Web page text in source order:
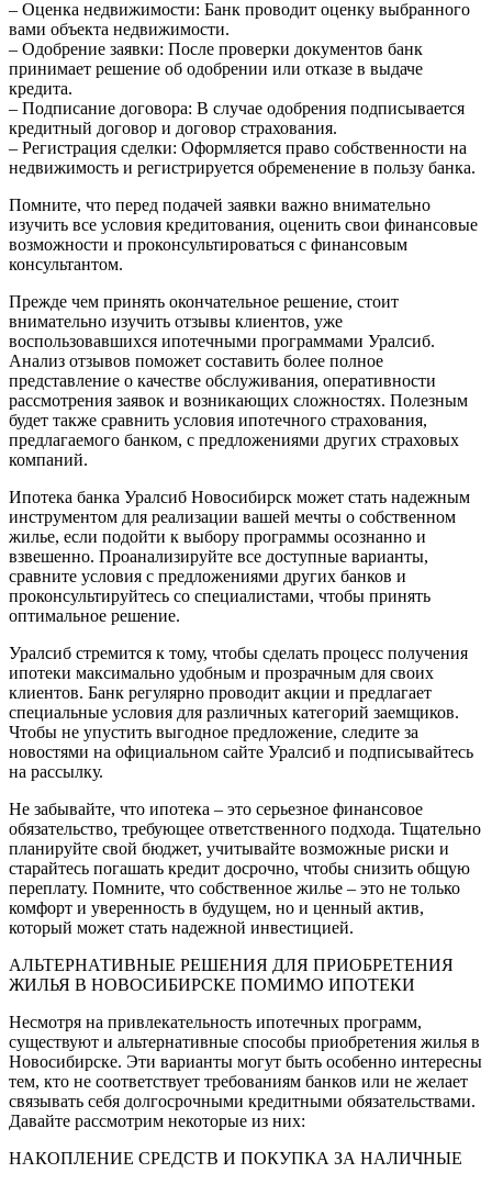
– Оценка недвижимости: Банк проводит оценку выбранного
вами объекта недвижимости.
– Одобрение заявки: После проверки документов банк
принимает решение об одобрении или отказе в выдаче
кредита.
– Подписание договора: В случае одобрения подписывается
кредитный договор и договор страхования.
– Регистрация сделки: Оформляется право собственности на
недвижимость и регистрируется обременение в пользу банка.
Помните, что перед подачей заявки важно внимательно
изучить все условия кредитования, оценить свои финансовые
возможности и проконсультироваться с финансовым
консультантом.
Прежде чем принять окончательное решение, стоит
внимательно изучить отзывы клиентов, уже
воспользовавшихся ипотечными программами Уралсиб.
Анализ отзывов поможет составить более полное
представление о качестве обслуживания, оперативности
рассмотрения заявок и возникающих сложностях. Полезным
будет также сравнить условия ипотечного страхования,
предлагаемого банком, с предложениями других страховых
компаний.
Ипотека банка Уралсиб Новосибирск может стать надежным
инструментом для реализации вашей мечты о собственном
жилье, если подойти к выбору программы осознанно и
взвешенно. Проанализируйте все доступные варианты,
сравните условия с предложениями других банков и
проконсультируйтесь со специалистами, чтобы принять
оптимальное решение.
Уралсиб стремится к тому, чтобы сделать процесс получения
ипотеки максимально удобным и прозрачным для своих
клиентов. Банк регулярно проводит акции и предлагает
специальные условия для различных категорий заемщиков.
Чтобы не упустить выгодное предложение, следите за
новостями на официальном сайте Уралсиб и подписывайтесь
на рассылку.
Не забывайте, что ипотека – это серьезное финансовое
обязательство, требующее ответственного подхода. Тщательно
планируйте свой бюджет, учитывайте возможные риски и
старайтесь погашать кредит досрочно, чтобы снизить общую
переплату. Помните, что собственное жилье – это не только
комфорт и уверенность в будущем, но и ценный актив,
который может стать надежной инвестицией.
АЛЬТЕРНАТИВНЫЕ РЕШЕНИЯ ДЛЯ ПРИОБРЕТЕНИЯ
ЖИЛЬЯ В НОВОСИБИРСКЕ ПОМИМО ИПОТЕКИ
Несмотря на привлекательность ипотечных программ,
существуют и альтернативные способы приобретения жилья в
Новосибирске. Эти варианты могут быть особенно интересны
тем, кто не соответствует требованиям банков или не желает
связывать себя долгосрочными кредитными обязательствами.
Давайте рассмотрим некоторые из них:
НАКОПЛЕНИЕ СРЕДСТВ И ПОКУПКА ЗА НАЛИЧНЫЕ